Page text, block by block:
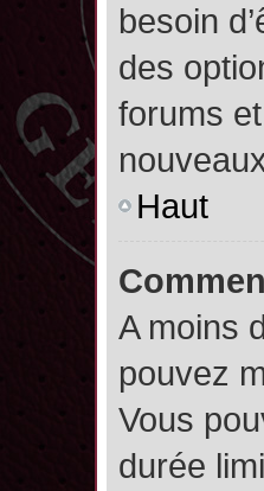
besoin
des
forums
Haut
A moins
pouvez
Vous
durée